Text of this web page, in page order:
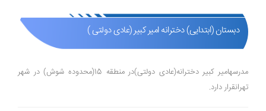
دبستان (ابتدایی) دخترانه امیر کبیر (عادی دولتی )
مدرسهامیر کبیر دخترانه(عادی دولتی)در منطقه 15(محدوده شوش) در شهر
تهرانقرار دارد.